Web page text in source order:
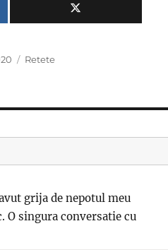
Categories
Retete
grija de nepotul meu
O singura conversatie cu